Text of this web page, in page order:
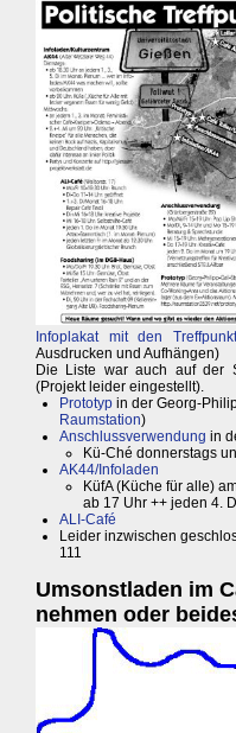
Infoplakat mit den
Ausdrucken und Aufhängen)
Die Liste war auch auf der
(Projekt leider eingestellt).
Prototyp in der Georg-
Raumstation)
Anschlussverwendung in
Kü-Ché donnerstags
AK44/Infoladen
KüfA (Küche für alle)
ab 17 Uhr ++ jeden 4.
ALI-Café
Leider inzwischen
111
Umsonstladen im
nehmen oder